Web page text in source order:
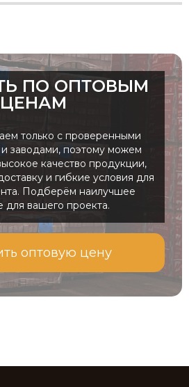
ПО ОПТОВЫМ
ЦЕНАМ
только с проверенными
заводами, поэтому можем
качество продукции,
и гибкие условия для
Подберём наилучшее
вашего проекта.
оптовую цену